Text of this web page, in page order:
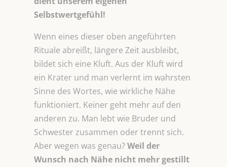
Selbstwertgefühl!
Wenn eines dieser oben angeführten
Rituale abreißt, längere Zeit ausbleibt,
bildet sich eine Kluft. Aus der Kluft wird
ein Krater und man verlernt im wahrsten
Sinne des Wortes, wie wirkliche Nähe
funktioniert. Keiner geht mehr auf den
anderen zu. Man lebt wie Bruder und
Schwester zusammen oder trennt sich.
Aber wegen was genau?Weil der
Wunsch nach Nähe nicht mehr gestillt